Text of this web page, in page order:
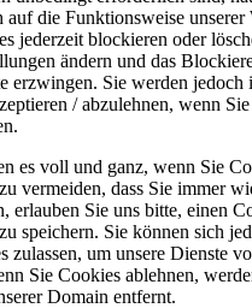
die Funktionsweise unserer
jederzeit blockieren oder
ändern und das
erzwingen. Sie werden jedoch
/ abzulehnen, wenn
es voll und ganz, wenn Sie
vermeiden, dass Sie immer
erlauben Sie uns bitte, einen
speichern. Sie können sich
zulassen, um unsere Dienste
Sie Cookies ablehnen,
Domain entfernt.